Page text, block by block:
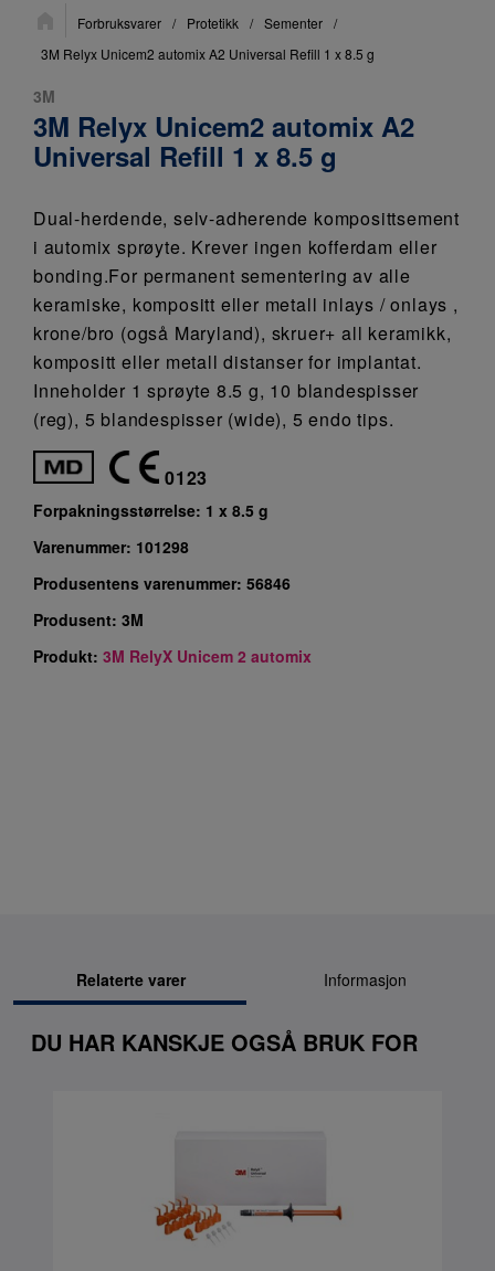
her:
Forbruksvarer / Protetikk / Sementer /
3M Relyx Unicem2 automix A2 Universal Refill 1 x 8.5 g
3M
3M Relyx Unicem2 automix A2
Universal Refill 1 x 8.5 g
Dual-herdende, selv-adherende komposittsement
i automix sprøyte. Krever ingen kofferdam eller
bonding.For permanent sementering av alle
keramiske, kompositt eller metall inlays / onlays ,
krone/bro (også Maryland), skruer+ all keramikk,
kompositt eller metall distanser for implantat.
Inneholder 1 sprøyte 8.5 g, 10 blandespisser
(reg), 5 blandespisser (wide), 5 endo tips.
0123
Forpakningsstørrelse: 1 x 8.5 g
Varenummer: 101298
Produsentens varenummer: 56846
Produsent: 3M
Produkt: 3M RelyX Unicem 2 automix
Relaterte varer Informasjon
DU HAR KANSKJE OGSÅ BRUK FOR